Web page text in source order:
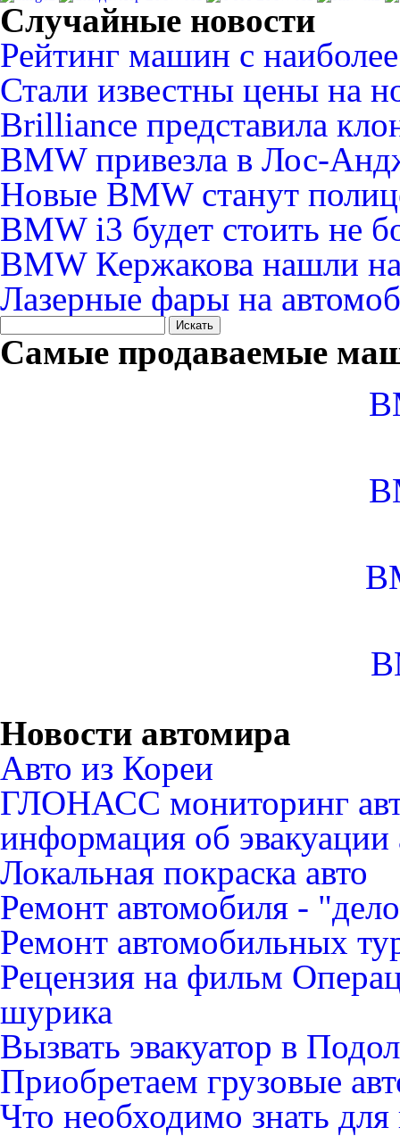
Случайные новости
Рейтинг машин с
Стали известны цены на
Brilliance представила
BMW привезла в Лос-
Новые BMW станут
BMW i3 будет стоить не
BMW Кержакова нашли
Лазерные фары на
Самые продаваемые
Новости автомира
Авто из Кореи
ГЛОНАСС мониторинг
информация об эвакуации
Локальная покраска авто
Ремонт автомобиля -
Ремонт автомобильных
Рецензия на фильм
шурика
Вызвать эвакуатор в
Приобретаем грузовые
Что необходимо знать